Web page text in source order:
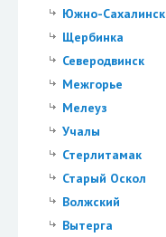
Южно-Сахалинск
Щербинка
Северодвинск
Межгорье
Мелеуз
Учалы
Стерлитамак
Старый Оскол
Волжский
Вытерга